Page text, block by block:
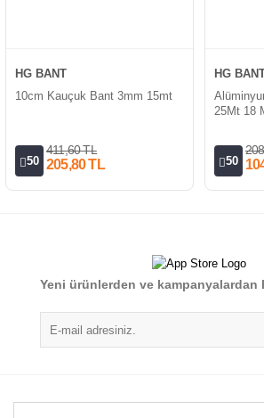
HG BANT
10cm Kauçuk Bant 3mm 15mt
50
411,60 TL
205,80 TL
HG
25Mt 18
50
Yeni ürünlerden ve kampanyalardan